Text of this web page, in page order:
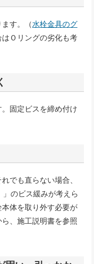
す。（水栓金具のグ
Ｏリングの劣化も考
固定ビスを締め付け
でも直らない場合、
」のビス緩みが考えら
体を取り外す必要が
、施工説明書を参照